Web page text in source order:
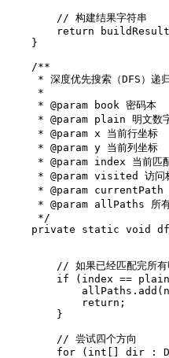
        // 构建结果字符串
return
    }
    /**
* 深度优先搜索（DFS）递
     *
     * @param book 密码本
* @param plain 明文数
     * @param x 当前行坐标
     * @param y 当前列坐标
* @param index 当前匹配
* @param visited 访问
* @param currentPath
* @param allPaths 所有
     */
private static void
// 如果已经匹配完所有
if (index ==
            return;
        }
        // 尝试四个方向
for (int[] dir :